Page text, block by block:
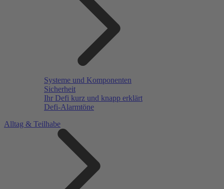
Systeme und Komponenten
Sicherheit
Ihr Defi kurz und knapp erklärt
Defi-Alarmtöne
Alltag & Teilhabe